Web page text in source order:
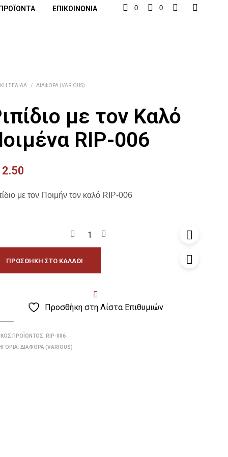
ΠΡΟΪΌΝΤΑ ΕΠΙΚΟΙΝΩΝΊΑ 0 0
ΣΕΛΊΔΑ / ΔΙΆΦΟΡΑ (VARIOUS)
με τον Καλό
RIP-006
με τον Ποιμήν τον καλό RIP-006
ΠΡΟΣΘΉΚΗ ΣΤΟ ΚΑΛΆΘΙ
Προσθήκη στη Λίστα Επιθυμιών
ΠΡΟΪΌΝΤΟΣ: RIP-006
ΔΙΆΦΟΡΑ (VARIOUS)